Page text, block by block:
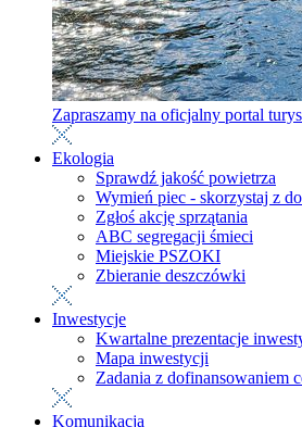
Zapraszamy na oficjalny portal
Ekologia
Sprawdź jakość powietrza
Wymień piec - skorzystaj z
Zgłoś akcję sprzątania
ABC segregacji śmieci
Miejskie PSZOKI
Zbieranie deszczówki
Inwestycje
Kwartalne prezentacje
Mapa inwestycji
Zadania z dofinansowaniem
Komunikacja